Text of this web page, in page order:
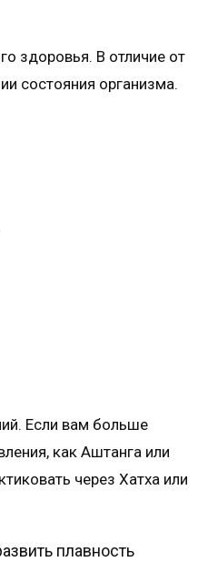
здоровья. В отличие от
состояния организма.
Если вам больше
как Аштанга или
через Хатха или
плавность